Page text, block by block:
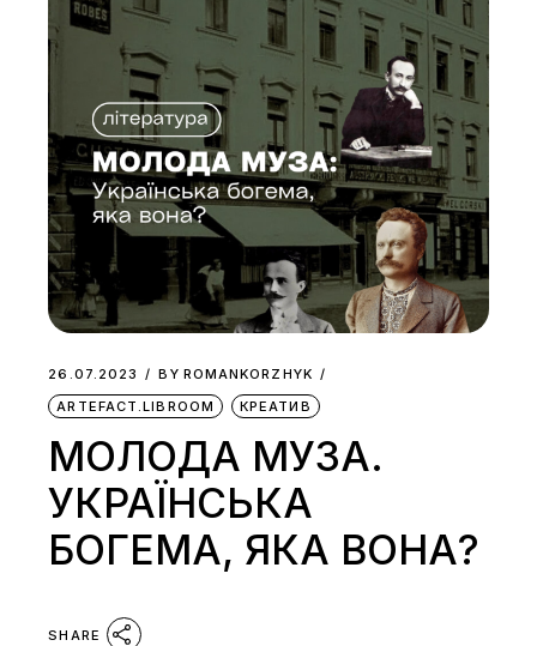
26.07.2023 BY ROMANKORZHYK
ARTEFACT.LIBROOM
КРЕАТИВ
МОЛОДА МУЗА.
УКРАЇНСЬКА
БОГЕМА, ЯКА ВОНА?
SHARE